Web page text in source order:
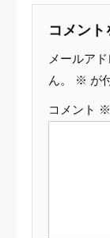
ビ
ゲ
ー
シ
コメント
メールア
ん。
※ が
コメント ※